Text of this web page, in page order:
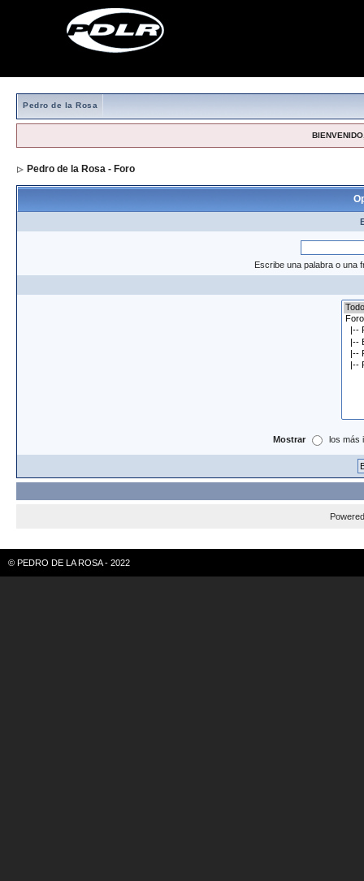
Pedro de la Rosa
Pedro de la Rosa - Foro
Escribe una palabra o una
Mostrar los más
© PEDRO DE LA ROSA - 2022